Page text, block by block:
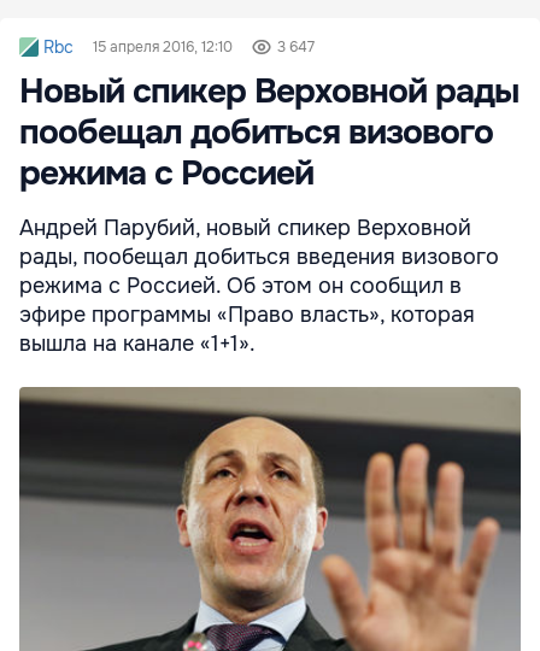
Rbc 15 апреля 2016, 12:10 3 647
Новый спикер Верховной рады
пообещал добиться визового
режима с Россией
Андрей Парубий, новый спикер Верховной
рады, пообещал добиться введения визового
режима с Россией. Об этом он сообщил в
эфире программы «Право власть», которая
вышла на канале «1+1».